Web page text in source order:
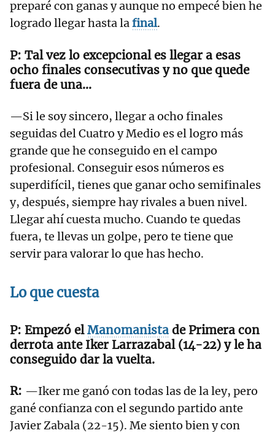
preparé con ganas y aunque no empecé bien he
logrado llegar hasta lafinal.
Tal vez lo excepcional es llegar a esas
ocho finales consecutivas y no que quede
fuera de una...
—Si le soy sincero, llegar a ocho finales
seguidas del Cuatro y Medio es el logro más
grande que he conseguido en el campo
profesional. Conseguir esos números es
superdifícil, tienes que ganar ocho semifinales
y, después, siempre hay rivales a buen nivel.
Llegar ahí cuesta mucho. Cuando te quedas
fuera, te llevas un golpe, pero te tiene que
servir para valorar lo que has hecho.
Lo que cuesta
Empezó elManomanista de Primera con
derrota ante Iker Larrazabal (14-22) y le ha
conseguido dar la vuelta.
—Iker me ganó con todas las de la ley, pero
gané confianza con el segundo partido ante
Javier Zabala (22-15). Me siento bien y con